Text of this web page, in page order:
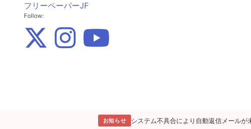
フリーペーパーJF
Follow:
お知らせ システム不具合により自動返信メールが